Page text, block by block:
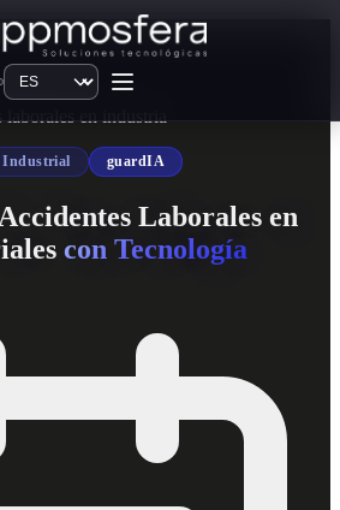
laborales en industria
Industrial guardIA
Laborales en
con Tecnología